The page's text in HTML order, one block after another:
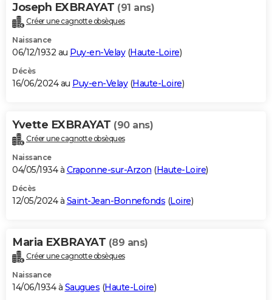
Joseph EXBRAYAT (91 ans)
Créer une cagnotte obsèques
Naissance
06/12/1932 au Puy-en-Velay(Haute-Loire)
Décès
16/06/2024 au Puy-en-Velay(Haute-Loire)
Yvette EXBRAYAT (90 ans)
Créer une cagnotte obsèques
Naissance
04/05/1934 à Craponne-sur-Arzon (Haute-Loire)
Décès
12/05/2024 à Saint-Jean-Bonnefonds (Loire)
Maria EXBRAYAT (89 ans)
Créer une cagnotte obsèques
Naissance
14/06/1934 à Saugues (Haute-Loire)